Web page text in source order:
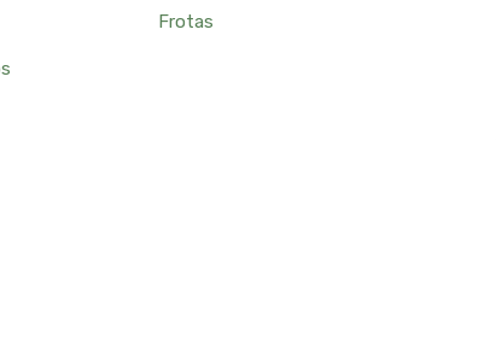
Frotas